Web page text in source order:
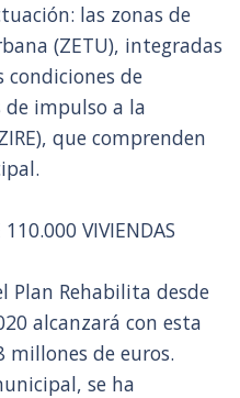
las zonas de
(ZETU), integradas
condiciones de
impulso a la
que comprenden
VIVIENDAS
Plan Rehabilita desde
alcanzará con esta
millones de euros.
se ha